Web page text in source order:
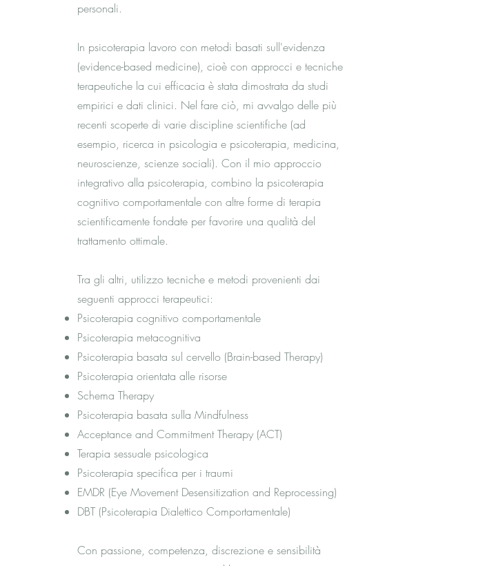
personali.
In psicoterapia lavoro con metodi basati sull'evidenza
(evidence-based medicine), cioè con approcci e tecniche
terapeutiche la cui efficacia è stata dimostrata da studi
empirici e dati clinici. Nel fare ciò, mi avvalgo delle più
recenti scoperte di varie discipline scientifiche (ad
esempio, ricerca in psicologia e psicoterapia, medicina,
neuroscienze, scienze sociali). Con il mio approccio
integrativo alla psicoterapia, combino la psicoterapia
cognitivo comportamentale con altre forme di terapia
scientificamente fondate per favorire una qualità del
trattamento ottimale.
Tra gli altri, utilizzo tecniche e metodi provenienti dai
seguenti approcci terapeutici:
Psicoterapia cognitivo comportamentale
Psicoterapia metacognitiva
Psicoterapia basata sul cervello (Brain-based Therapy)
Psicoterapia orientata alle risorse
Schema Therapy
Psicoterapia basata sulla Mindfulness
Acceptance and Commitment Therapy (ACT)
Terapia sessuale psicologica
Psicoterapia specifica per i traumi
EMDR (Eye Movement Desensitization and Reprocessing)
DBT (Psicoterapia Dialettico Comportamentale)
Con passione, competenza, discrezione e sensibilità